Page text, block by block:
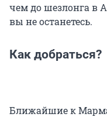
чем до шезлонга в
вы не останетесь.
Как добраться?
Ближайшие к